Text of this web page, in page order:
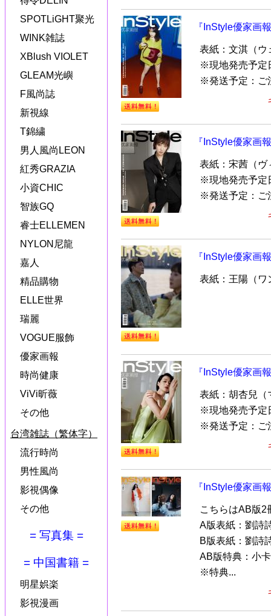
SPOTLiGHT聚光
WINK雑誌
XBlush VIOLET
GLEAM光嶼
F風尚誌
新視線
T錦繍
男人風尚LEON
紅秀GRAZIA
小資CHIC
智族GQ
睿士ELLEMEN
NYLON尼龍
嘉人
精品購物
ELLE世界
瑞麗
VOGUE服飾
優家画報
時尚健康
ViVi昕薇
その他
台湾雑誌（繁体字）
流行時尚
男性風尚
影視偶像
その他
= 写真集 =
= 中国書籍 =
明星娯楽
影視漫画
『InStyle優家画
表紙：文淇（ウ
※現地発売予定
※発送予定：ご
『InStyle優家画
表紙：宋茜（ヴ
※現地発売予定
※発送予定：ご
『InStyle優家画
表紙：王陽（ワ
『InStyle優家画
表紙：胡杏兒（
※現地発売予定
※発送予定：ご
『InStyle優家画
こちらはAB版2
A版表紙：劉詩
B版表紙：劉詩
AB版特典：小卡
※特典...